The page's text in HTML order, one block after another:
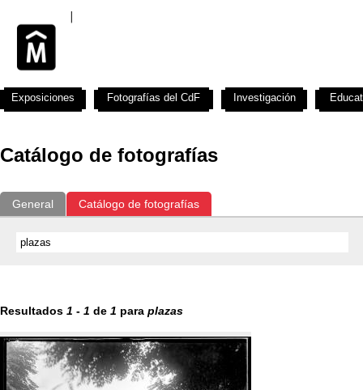
Catálogo de fotografías
General Catálogo de fotografías
Resultados 1 - 1 de 1 para plazas
Exposiciones Fotografías del CdF Investigación